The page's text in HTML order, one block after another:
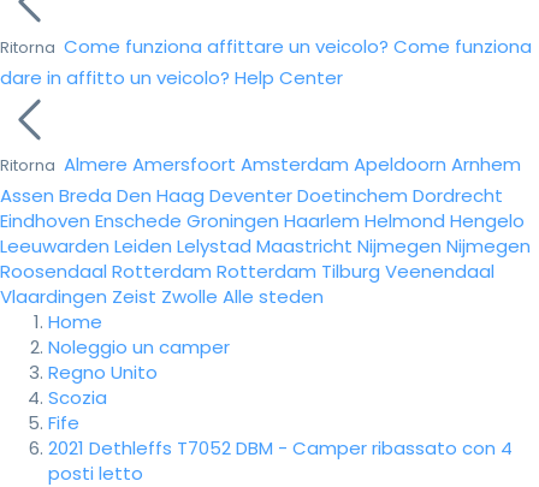
Ritorna Come funziona affittare un veicolo? Come funziona
dare in affitto un veicolo? Help Center
Ritorna Almere Amersfoort Amsterdam Apeldoorn Arnhem
Assen Breda Den Haag DeventerDoetinchem Dordrecht
Eindhoven Enschede Groningen Haarlem Helmond Hengelo
Leeuwarden Leiden Lelystad Maastricht Nijmegen Nijmegen
Roosendaal Rotterdam Rotterdam Tilburg Veenendaal
Vlaardingen Zeist Zwolle Alle steden
Home
Noleggio un camper
Regno Unito
Scozia
Fife
2021 Dethleffs T7052 DBM - Camper ribassato con 4
posti letto